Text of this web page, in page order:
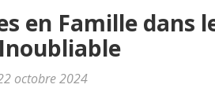
en Famille dans
octobre 2024